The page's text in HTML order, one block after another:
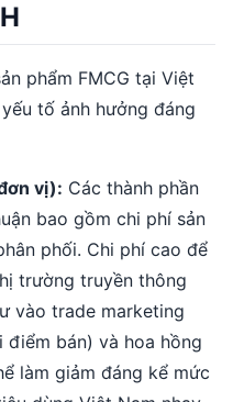
phẩm FMCG tại Việt
tố ảnh hưởng đáng
vị): Các thành phần
bao gồm chi phí sản
phối. Chi phí cao để
trường truyền thông
vào trade marketing
bán) và hoa hồng
làm giảm đáng kể mức